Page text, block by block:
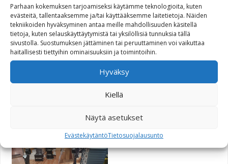
Parhaan kokemuksen tarjoamiseksi käytämme teknologioita, kuten
evästeitä, tallentaaksemme ja/tai käyttääksemme laitetietoja. Näiden
tekniikoiden hyväksyminen antaa meille mahdollisuuden käsitellä
tietoja, kuten selauskäyttäytymistä tai yksilöllisiä tunnuksia tällä
sivustolla. Suostumuksen jättäminen tai peruuttaminen voi vaikuttaa
haitallisesti tiettyihin ominaisuuksiin ja toimintoihin.
Hyväksy
Kiellä
Näytä asetukset
EvästekäytäntöTietosuojalausunto
Carbon, BMW S1000RR
Alkuperäinen hinta oli: 594,10€.
300,00€Nykyinen hinta on: 300,00€.